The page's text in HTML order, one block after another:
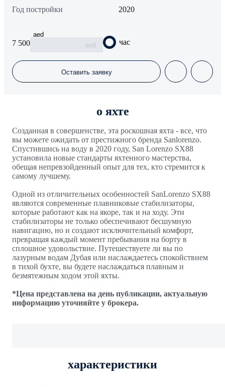
Год постройки 2020
7 500
aed
aed час
Оставить заявку
о яхте
Созданная в совершенстве, эта роскошная яхта - все, что
вы можете ожидать от престижного бренда Sanlorenzo.
Спустившись на воду в 2020 году, San Lorenzo SX88
установила новые стандарты яхтенного мастерства,
обещая непревзойденный опыт для тех, кто стремится к
самому лучшему.
Одной из отличительных особенностей SanLorenzo SX88
являются современные плавниковые стабилизаторы,
которые работают как на якоре, так и на ходу. Эти
стабилизаторы не только обеспечивают бесшумную
навигацию, но и создают исключительный комфорт,
превращая каждый момент пребывания на борту в
сплошное удовольствие. Путешествуете ли вы по
лазурным водам Дубая или наслаждаетесь спокойствием
в тихой бухте, вы будете наслаждаться плавным и
безмятежным ходом этой яхты.
*Цена представлена на день публикации, актуальную
информацию уточняйте у брокера.
характеристики